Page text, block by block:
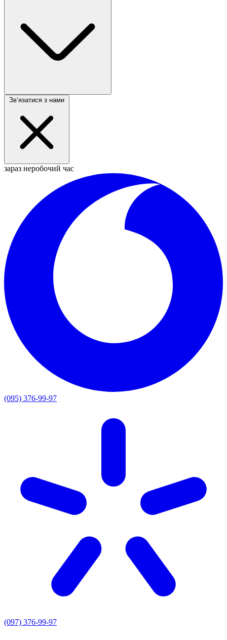
Звʼязатися з нами
зараз неробочий час
(095) 376-99-97
(097) 376-99-97